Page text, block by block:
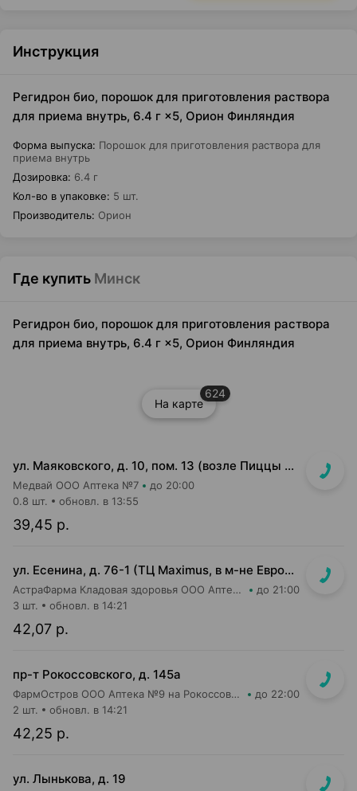
Инструкция
Регидрон био, порошок для приготовления раствора
для приема внутрь, 6.4 г ×5, Орион Финляндия
Форма выпуска: Порошок для приготовления раствора для
приема внутрь
Дозировка: 6.4 г
Кол-во в упаковке: 5 шт.
Производитель: Орион
Где купить Минск
Регидрон био, порошок для приготовления раствора
для приема внутрь, 6.4 г ×5, Орион Финляндия
На карте
624
ул. Маяковского, д. 10, пом. 13 (возле Пиццы Мании)
Медвай ООО Аптека №7 до 20:00
39,45 р.
0.8 шт. обновл. в 13:55
ул. Есенина, д. 76-1 (ТЦ Maximus, в м-не Евроопт Super)
АстраФарма Кладовая здоровья ООО Аптека №9 до 21:00
42,07 р.
3 шт. обновл. в 14:21
пр-т Рокоссовского, д. 145а
ФармОстров ООО Аптека №9 на Рокоссовского до 22:00
42,25 р.
2 шт. обновл. в 14:21
ул. Лынькова, д. 19